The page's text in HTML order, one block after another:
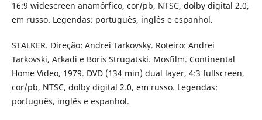
16:9 widescreen anamórfico, cor/pb, NTSC, dolby digital 2.0,
em russo. Legendas: português, inglês e espanhol.
STALKER. Direção: Andrei Tarkovsky. Roteiro: Andrei
Tarkovski, Arkadi e Boris Strugatski. Mosfilm. Continental
Home Video, 1979. DVD (134 min) dual layer, 4:3 fullscreen,
cor/pb, NTSC, dolby digital 2.0, em russo. Legendas:
português, inglês e espanhol.